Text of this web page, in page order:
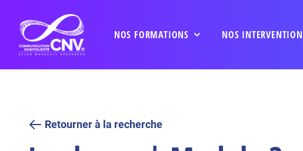
NOS FORMATIONS NOS
Retourner à la recherche